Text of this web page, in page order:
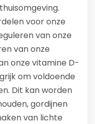
voor onze
van onze
van onze
onze vitamine D-
om voldoende
Dit kan worden
gordijnen
van lichte